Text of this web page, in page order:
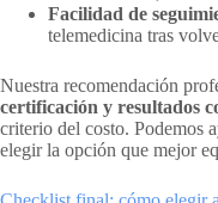
Facilidad de
telemedicina tras
Nuestra recomendación
certificación y resultados
criterio del costo. Podemos
elegir la opción que mejor